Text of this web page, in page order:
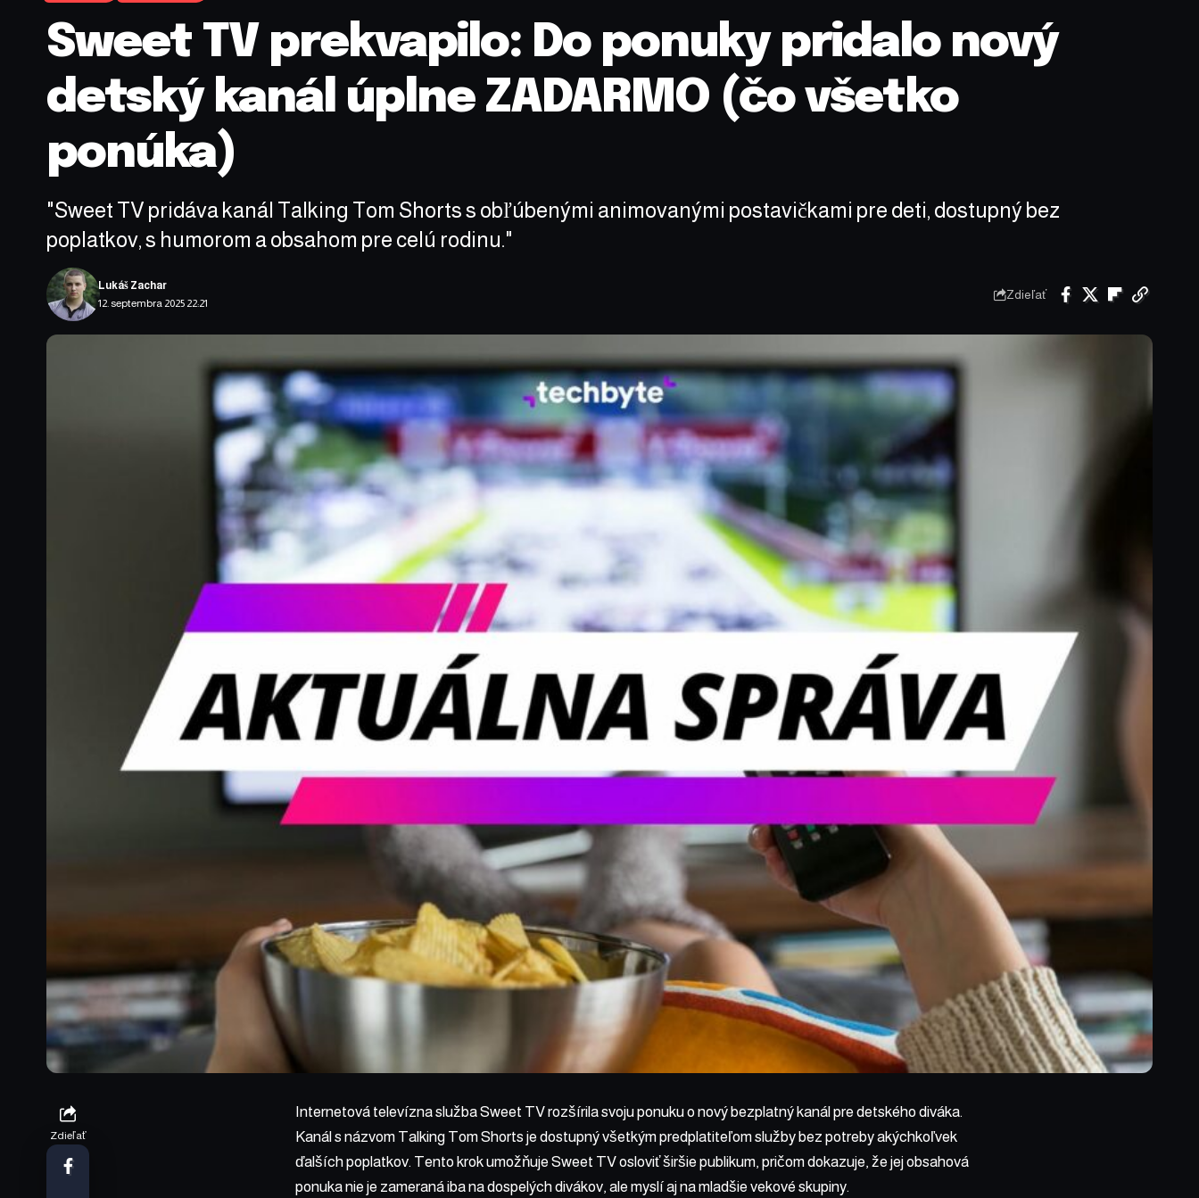
Sweet TV prekvapilo: Do ponuky pridalo nový
detský kanál úplne ZADARMO (čo všetko
ponúka)
"Sweet TV pridáva kanál Talking Tom Shorts s obľúbenými animovanými postavičkami pre deti, dostupný bez
poplatkov, s humorom a obsahom pre celú rodinu."
12. septembra 2025 22:21
Lukáš Zachar
Zdieľať
Zdieľať
Internetová televízna služba Sweet TV rozšírila svoju ponuku o nový bezplatný kanál pre detského diváka.
Kanál s názvom Talking Tom Shorts je dostupný všetkým predplatiteľom služby bez potreby akýchkoľvek
ďalších poplatkov. Tento krok umožňuje Sweet TV osloviť širšie publikum, pričom dokazuje, že jej obsahová
ponuka nie je zameraná iba na dospelých divákov, ale myslí aj na mladšie vekové skupiny.